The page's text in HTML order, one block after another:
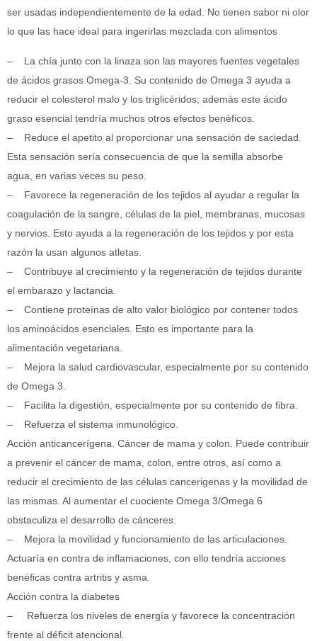
ser usadas independientemente de la edad. No tienen sabor ni olor
lo que las hace ideal para ingerirlas mezclada con alimentos
– La chía junto con la linaza son las mayores fuentes vegetales
de ácidos grasos Omega-3. Su contenido de Omega 3 ayuda a
reducir el colesterol malo y los triglicéridos; además este ácido
graso esencial tendría muchos otros efectos benéficos.
– Reduce el apetito al proporcionar una sensación de saciedad.
Esta sensación sería consecuencia de que la semilla absorbe
agua, en varias veces su peso.
– Favorece la regeneración de los tejidos al ayudar a regular la
coagulación de la sangre, células de la piel, membranas, mucosas
y nervios. Esto ayuda a la regeneración de los tejidos y por esta
razón la usan algunos atletas.
– Contribuye al crecimiento y la regeneración de tejidos durante
el embarazo y lactancia.
– Contiene proteínas de alto valor biológico por contener todos
los aminoácidos esenciales. Esto es importante para la
alimentación vegetariana.
– Mejora la salud cardiovascular, especialmente por su contenido
de Omega 3.
– Facilita la digestión, especialmente por su contenido de fibra.
– Refuerza el sistema inmunológico.
Acción anticancerígena. Cáncer de mama y colon. Puede contribuir
a prevenir el cáncer de mama, colon, entre otros, así como a
reducir el crecimiento de las células cancerigenas y la movilidad de
las mismas. Al aumentar el cuociente Omega 3/Omega 6
obstaculiza el desarrollo de cánceres.
– Mejora la movilidad y funcionamiento de las articulaciones.
Actuaría en contra de inflamaciones, con ello tendría acciones
benéficas contra artritis y asma.
Acción contra la diabetes
– Refuerza los niveles de energía y favorece la concentración
frente al déficit atencional.